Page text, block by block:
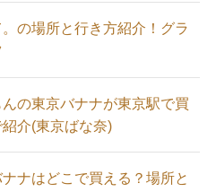
の場所と行き方紹介！グラ
の東京バナナが東京駅で買
介(東京ばな奈)
ナはどこで買える？場所と